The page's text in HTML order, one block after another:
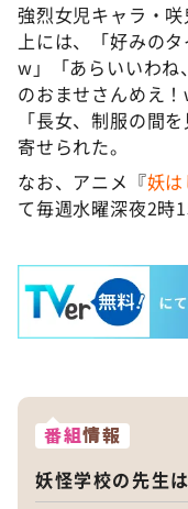
強烈女児キャラ・
上には、「好みの
w」「あらいいわ
のおませさんめえ
「長女、制服の間
寄せられた。
なお、アニメ『妖
て毎週水曜深夜2時
番組情報
妖怪学校の先生